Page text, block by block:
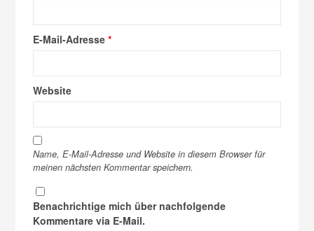
E-Mail-Adresse*
Website
Name, E-Mail-Adresse und Website in diesem Browser für
meinen nächsten Kommentar speichern.
Benachrichtige mich über nachfolgende
Kommentare via E-Mail.